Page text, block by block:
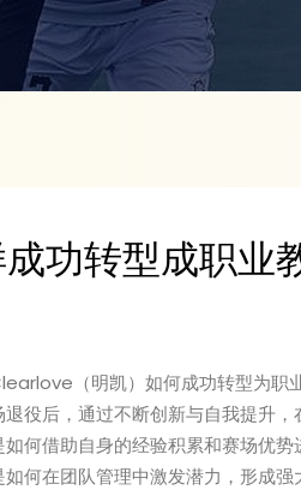
功转型成职业
（明凯）如何成功转型为职
役后，通过不断创新与自我提升，
何借助自身的经验积累和赛场优势
何在团队管理中激发潜力，形成强